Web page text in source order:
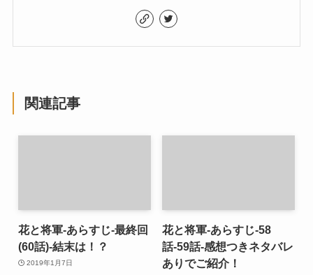
関連記事
花と将軍-あらすじ-最終回
(60話)-結末は！？
2019年1月7日
花と将軍-あらすじ-58
話-59話-感想つきネタバレ
ありでご紹介！